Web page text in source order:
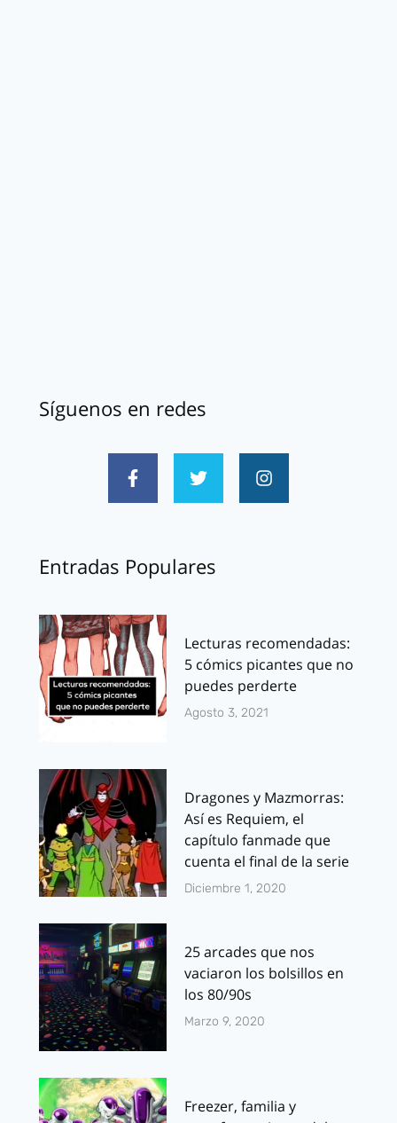
Síguenos en redes
Entradas Populares
Lecturas recomendadas:
5 cómics picantes que no
puedes perderte
Agosto 3, 2021
Dragones y Mazmorras:
Así es Requiem, el
capítulo fanmade que
cuenta el final de la serie
Diciembre 1, 2020
25 arcades que nos
vaciaron los bolsillos en
los 80/90s
Marzo 9, 2020
Freezer, familia y